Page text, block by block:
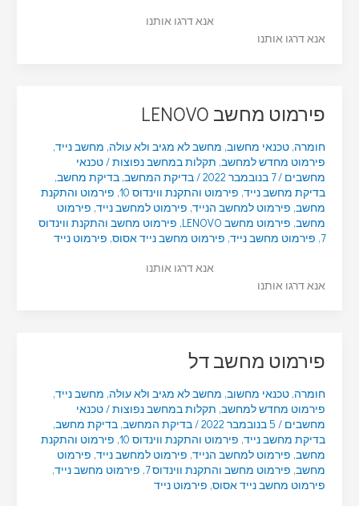
אנא דרגו אותנו
אנא דרגו אותנו
פירמוט מחשב LENOVO
חומרה, טכנאי מחשוב, מחשב לא מגיב ולא עולה, מחשב נייד,
פירמוט מחדש למחשב, תקלות במחשב נפוצות/טכנאי
מחשבים /7 בנובמבר 2022 /בדיקת המחשב, בדיקת מחשב,
בדיקת מחשב נייד, פירמוט והתקנת ווינדוס 10 , פירמוט והתקנת
מחשב, פירמוט למחשב הנייד, פירמוט למחשב נייד, פירמוט
מחשב, פירמוט מחשב LENOVO , פירמוט מחשב והתקנת ווינדוס
7
, פירמוט מחשב נייד, פירמוט מחשב נייד אסוס, פירמוט נייד
אנא דרגו אותנו
אנא דרגו אותנו
פירמוט מחשב דל
חומרה, טכנאי מחשוב, מחשב לא מגיב ולא עולה, מחשב נייד,
פירמוט מחדש למחשב, תקלות במחשב נפוצות/טכנאי
מחשבים / 5 בנובמבר 2022 /בדיקת המחשב, בדיקת מחשב,
בדיקת מחשב נייד, פירמוט והתקנת ווינדוס 10 , פירמוט והתקנת
מחשב, פירמוט למחשב הנייד, פירמוט למחשב נייד, פירמוט
מחשב, פירמוט מחשב והתקנת ווינדוס 7 , פירמוט מחשב נייד,
פירמוט מחשב נייד אסוס, פירמוט נייד